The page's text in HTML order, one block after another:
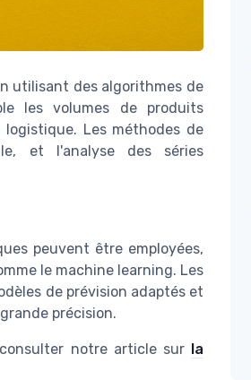
utilisant des algorithmes de
les volumes de produits
Les méthodes de
et l'analyse des séries
peuvent être employées,
le machine learning. Les
de prévision adaptés et
précision.
notre article sur la